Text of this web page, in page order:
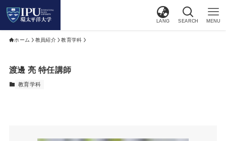
LANG SEARCH MENU
ホーム 教員紹介 教育学科
渡邊 亮 特任講師
教育学科